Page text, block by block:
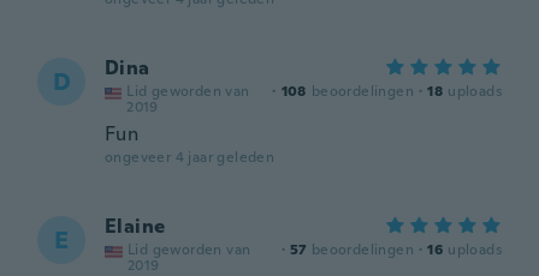
D Dina
Lid geworden van
2019
· 108 beoordelingen · 18 uploads
Fun
ongeveer 4 jaar geleden
E Elaine
Lid geworden van
2019
· 57 beoordelingen · 16 uploads